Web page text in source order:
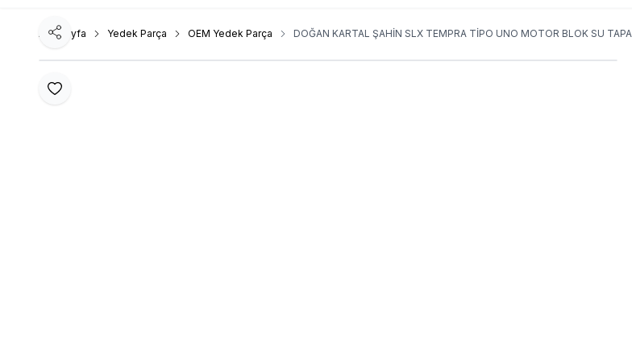
Ana Sayfa Yedek Parça OEM Yedek Parça DOĞAN KARTAL ŞAHİN SLX TEMPRA TİPO UNO MOTOR BLOK SU
Favoriye Ekle
Paylaş